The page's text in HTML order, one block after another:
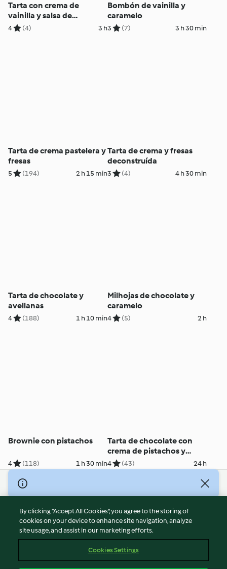
Tarta con crema de
vainilla y salsa de
caramelo
4 (4) 3 h
Bombón de vainilla y
caramelo
3 (7) 3 h 30 min
Tarta de crema pastelera y
fresas
5 (194) 2 h 15 min
Tarta de crema y fresas
deconstruída
3 (4) 4 h 30 min
Tarta de chocolate y
avellanas
4 (188) 1 h 10 min
Milhojas de chocolate y
caramelo
4 (5) 2 h
Brownie con pistachos
4 (118) 1 h 30 min
Tarta de chocolate con
crema de pistachos y
glaseado espejo
4 (43) 24 h
© Copyright 2026
Terms of Service
Privacy Policy
Disclaimer
Cookies
By clicking “Accept All Cookies”, you agree to the storing of
cookies on your device to enhance site navigation, analyze
site usage, and assist in our marketing efforts.
Cookies Settings